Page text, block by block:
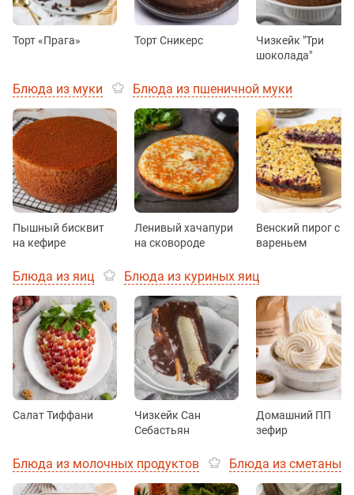
Торт «Прага» Торт Сникерс
Чизкейк "Три
шоколада"
Блюда из муки Блюда из пшеничной муки
Пышный бисквит
на кефире
Ленивый хачапури
на сковороде
Венский пирог с
вареньем
Блюда из яиц Блюда из куриных яиц
Салат Тиффани
Чизкейк Сан
Себастьян
Домашний ПП
зефир
Блюда из молочных продуктов Блюда из сметаны